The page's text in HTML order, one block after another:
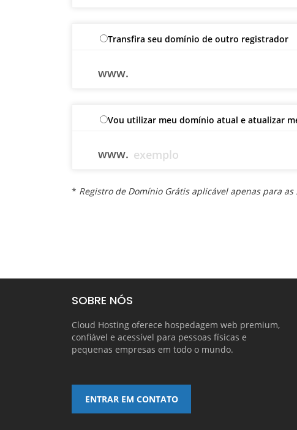
Transfira seu domínio de outro registrador
www.
Vou utilizar meu domínio atual e atualizar
www.
* Registro de Domínio Grátis aplicável apenas para
SOBRE NÓS
Cloud Hosting oferece hospedagem web premium,
confiável e acessível para pessoas físicas e
pequenas empresas em todo o mundo.
ENTRAR EM CONTATO